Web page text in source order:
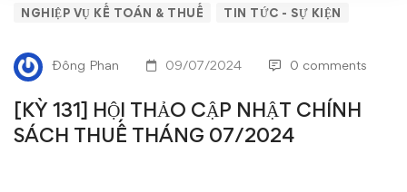
[KỲ
131]
HỘI
THẢO
NGHIỆP VỤ KẾ TOÁN & THUẾ TIN TỨC - SỰ KIỆN
Đông Phan 09/07/2024 0 comments
[KỲ 131] HỘI THẢO CẬP NHẬT CHÍNH
SÁCH THUẾ THÁNG 07/2024